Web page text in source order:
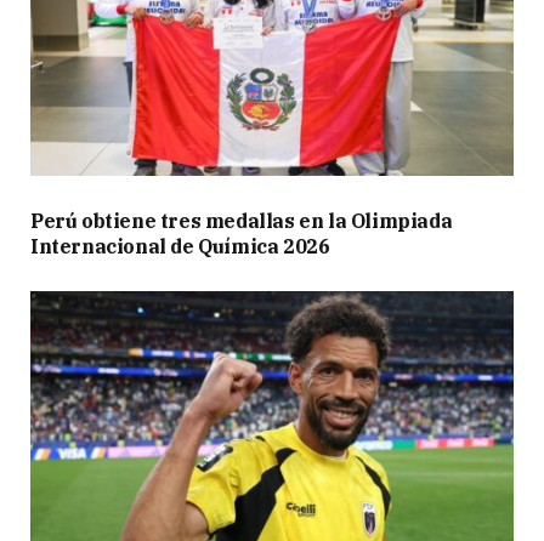
Perú obtiene tres medallas en la Olimpiada
Internacional de Química 2026